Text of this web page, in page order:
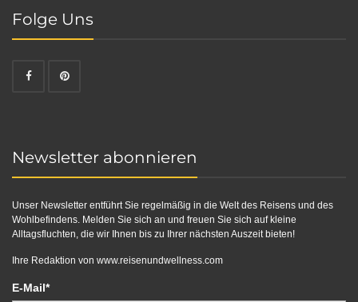
Folge Uns
Newsletter abonnieren
Unser Newsletter entführt Sie regelmäßig in die Welt des Reisens und des
Wohlbefindens. Melden Sie sich an und freuen Sie sich auf kleine
Alltagsfluchten, die wir Ihnen bis zu Ihrer nächsten Auszeit bieten!
Ihre Redaktion von www.reisenundwellness.com
E-Mail*